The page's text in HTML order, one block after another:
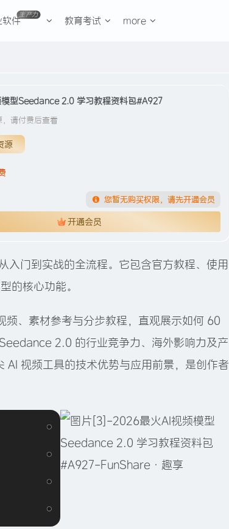
软件
生产力
教育考试 more
型Seedance 2.0 学习教程资料包#A927
，请付费后查看
源
您暂无购买权限，请先开通会员
开通会员
门到实战的全流程。它包含官方教程、使用
的核心功能。
、素材参考与分步教程，直观展示如何 60
2.0 的行业竞争力、海外影响力及产
视频工具的技术优势与应用前景，是创作者